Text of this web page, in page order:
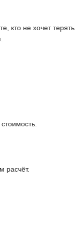
кто не хочет терять
расчёт.